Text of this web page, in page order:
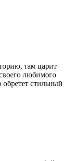
там царит
любимого
стильный